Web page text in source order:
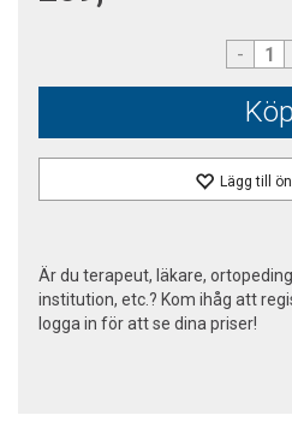
-
Köp
Lägg till
Är du terapeut, läkare,
institution, etc.? Kom ihåg att
logga in för att se dina priser!